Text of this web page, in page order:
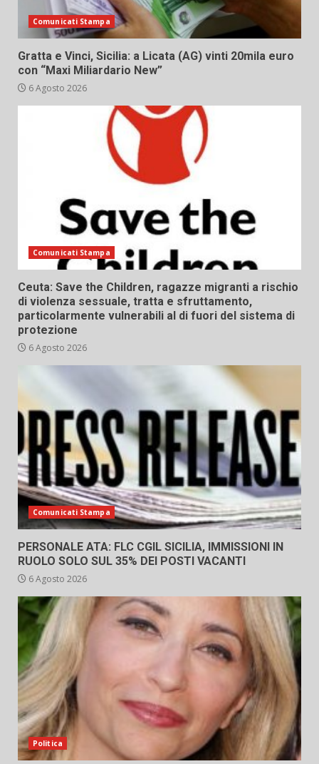
Comunicati Stampa
Gratta e Vinci, Sicilia: a Licata (AG) vinti 20mila euro
con “Maxi Miliardario New”
6 Agosto 2026
Comunicati Stampa
Ceuta: Save the Children, ragazze migranti a rischio
di violenza sessuale, tratta e sfruttamento,
particolarmente vulnerabili al di fuori del sistema di
protezione
6 Agosto 2026
Comunicati Stampa
PERSONALE ATA: FLC CGIL SICILIA, IMMISSIONI IN
RUOLO SOLO SUL 35% DEI POSTI VACANTI
6 Agosto 2026
Politica